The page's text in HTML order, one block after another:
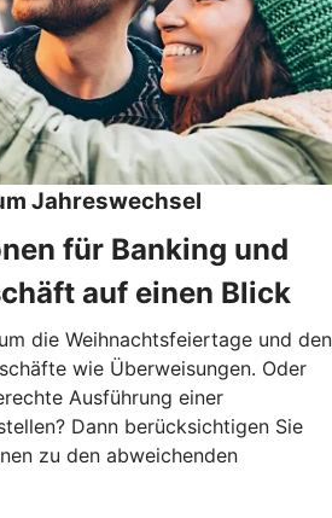
Jahreswechsel
für Banking und
auf einen Blick
die Weihnachtsfeiertage und den
wie Überweisungen. Oder
Ausführung einer
Dann berücksichtigen Sie
zu den abweichenden